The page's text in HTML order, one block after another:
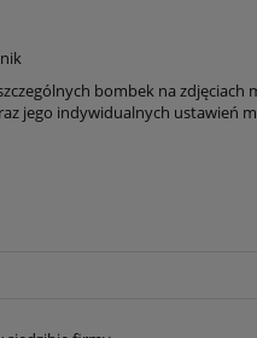
bombek na
jego indywidualnych ustawień